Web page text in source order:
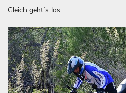
Gleich geht´s los